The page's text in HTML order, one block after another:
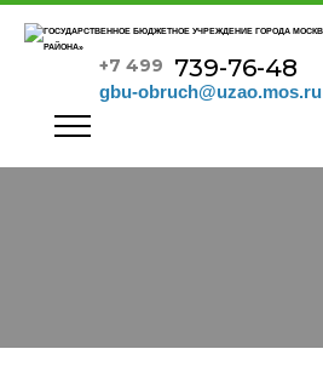
+7 499 739-76-48
gbu-obruch@uzao.mos.ru